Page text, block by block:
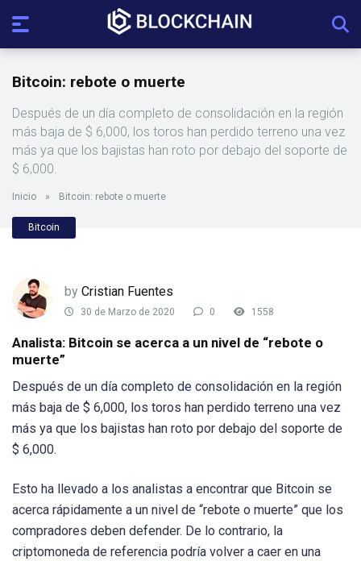
Bitcoin: rebote o muerte
Después de un día completo de consolidación en la región
más baja de $ 6,000, los toros han perdido terreno una vez
más ya que los bajistas han roto por debajo del soporte de
$ 6,000.
Inicio » Bitcoin: rebote o muerte
Bitcoin
by Cristian Fuentes
30 de Marzo de 2020 0 1558
Analista: Bitcoin se acerca a un nivel de “rebote o
muerte”
Después de un día completo de consolidación en la región
más baja de $ 6,000, los toros han perdido terreno una vez
más ya que los bajistas han roto por debajo del soporte de
$ 6,000.
Esto ha llevado a los analistas a encontrar que Bitcoin se
acerca rápidamente a un nivel de “rebote o muerte” que los
compradores deben defender. De lo contrario, la
criptomoneda de referencia podría volver a caer en una